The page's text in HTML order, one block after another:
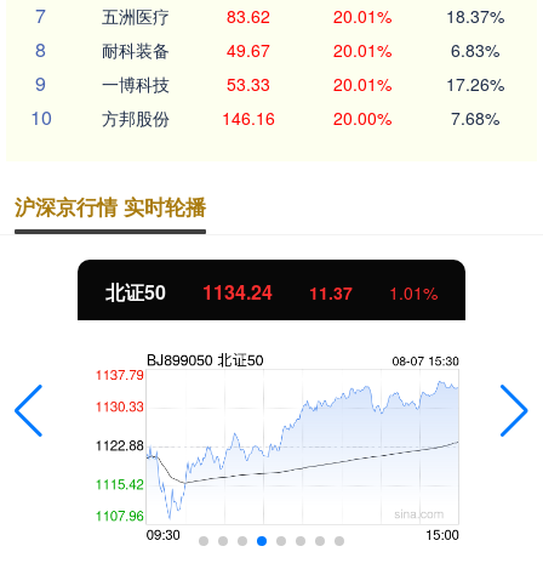
7 五洲医疗 83.62 20.01% 18.37%
8 耐科装备 49.67 20.01% 6.83%
9 一博科技 53.33 20.01% 17.26%
10 方邦股份 146.16 20.00% 7.68%
沪深京行情 实时轮播
北证50 1134.24 11.37 1.01%